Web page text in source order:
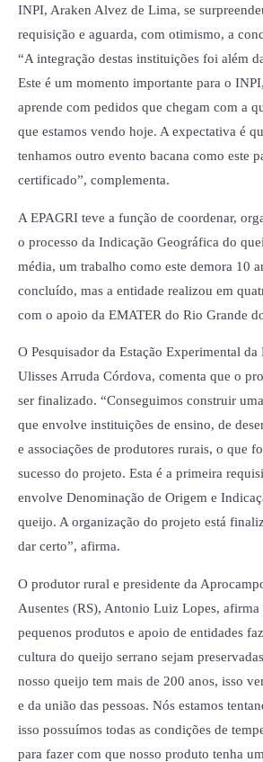
INPI, Araken Alvez de Lima, se
requisição e aguarda, com otimismo, a
“A integração destas instituições foi além
Este é um momento importante para o
aprende com pedidos que chegam com a
que estamos vendo hoje. A expectativa é
tenhamos outro evento bacana como este
certificado”, complementa.
A EPAGRI teve a função de coordenar,
o processo da Indicação Geográfica do
média, um trabalho como este demora 10
concluído, mas a entidade realizou em
com o apoio da EMATER do Rio Grande
O Pesquisador da Estação Experimental da
Ulisses Arruda Córdova, comenta que o
ser finalizado. “Conseguimos construir
que envolve instituições de ensino, de
e associações de produtores rurais, o que
sucesso do projeto. Esta é a primeira
envolve Denominação de Origem e
queijo. A organização do projeto está
dar certo”, afirma.
O produtor rural e presidente da
Ausentes (RS), Antonio Luiz Lopes, afirma
pequenos produtos e apoio de entidades
cultura do queijo serrano sejam
nosso queijo tem mais de 200 anos, isso
e da união das pessoas. Nós estamos
isso possuímos todas as condições de
para fazer com que nosso produto tenha